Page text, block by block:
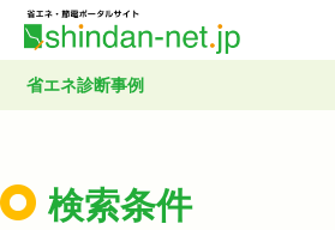
省エネ診断事例
検索条件